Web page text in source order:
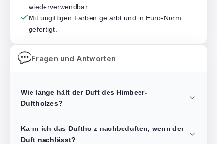
wiederverwendbar.
Mit ungiftigen Farben gefärbt und in Euro-Norm
gefertigt.
Fragen und Antworten
Wie lange hält der Duft des Himbeer-
Duftholzes?
Kann ich das Duftholz nachbeduften, wenn der
Duft nachlässt?